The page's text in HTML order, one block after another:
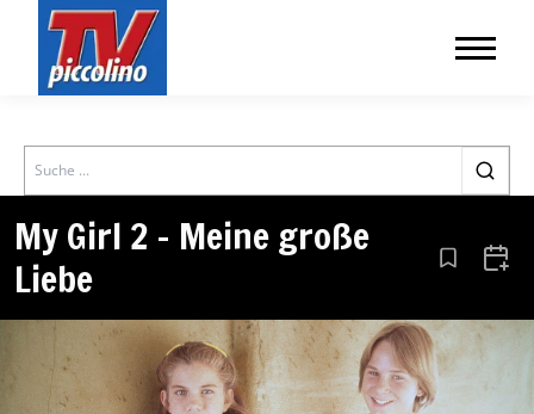
Search
My Girl 2 – Meine große
Liebe
Aus den